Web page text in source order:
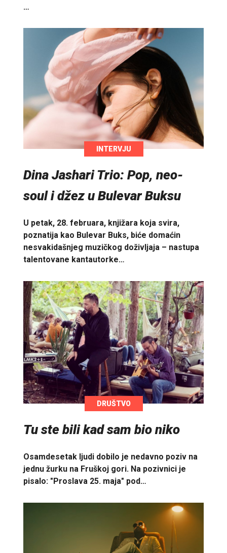
…
INTERVJU
Dina Jashari Trio: Pop, neo-
soul i džez u Bulevar Buksu
U petak, 28. februara, knjižara koja svira,
poznatija kao Bulevar Buks, biće domaćin
nesvakidašnjeg muzičkog doživljaja – nastupa
talentovane kantautorke…
DRUŠTVO
Tu ste bili kad sam bio niko
Osamdesetak ljudi dobilo je nedavno poziv na
jednu žurku na Fruškoj gori. Na pozivnici je
pisalo: "Proslava 25. maja" pod…